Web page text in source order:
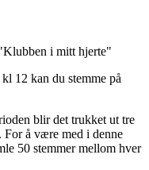
i mitt hjerte"
12 kan du stemme på
blir det trukket ut tre
For å være med i denne
50 stemmer mellom hver